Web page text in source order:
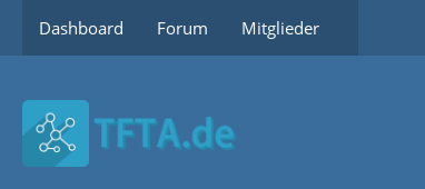
Dashboard Forum Mitglieder